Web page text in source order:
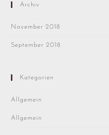
Archiv
November 2018
September 2018
Kategorien
Allgemein
Allgemein